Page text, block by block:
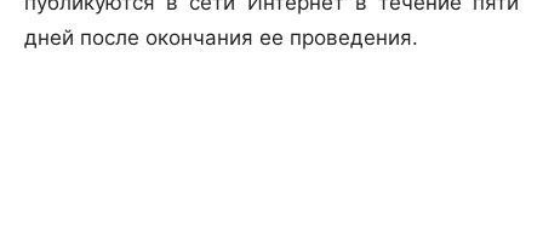
дней после окончания ее проведения.